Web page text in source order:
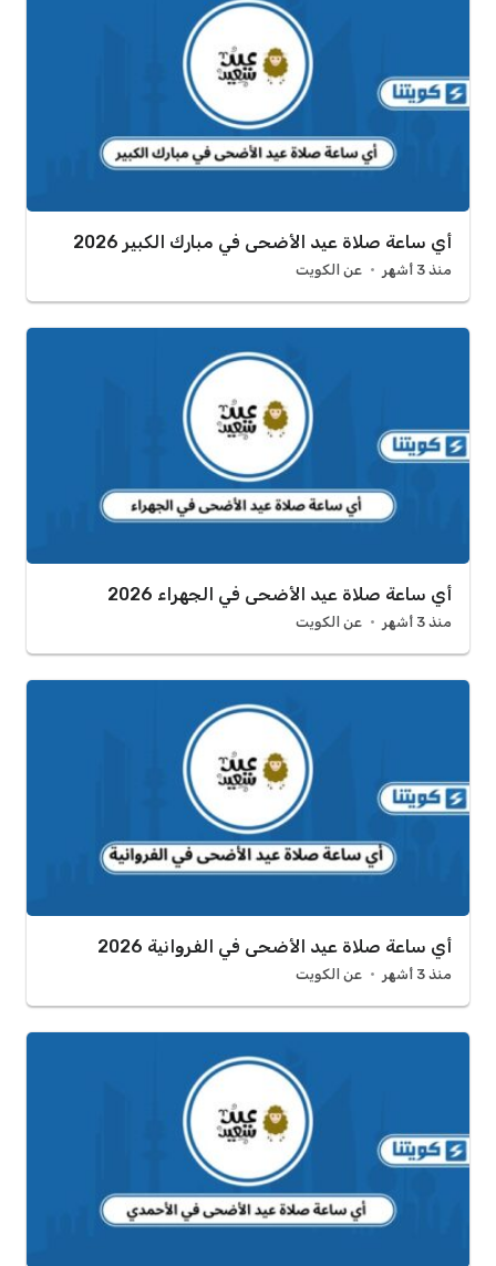
أي ساعة صلاة عيد الأضحى في مبارك الكبير 2026
منذ 3 أشهر عن الكويت
أي ساعة صلاة عيد الأضحى في الجهراء 2026
منذ 3 أشهر عن الكويت
أي ساعة صلاة عيد الأضحى في الفروانية 2026
منذ 3 أشهر عن الكويت